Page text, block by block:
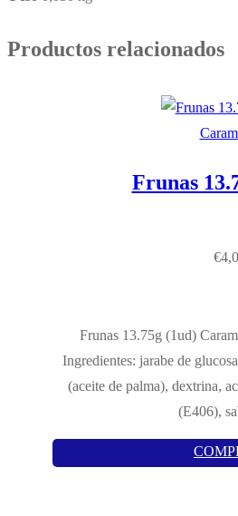
Productos relacionados
Frunas
€
Frunas 13.75g (1ud)
Ingredientes: jarabe de
(aceite de palma), dextrina,
(E406),